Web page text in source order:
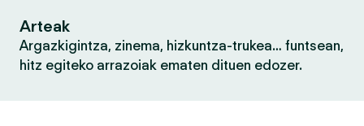
Arteak
Argazkigintza, zinema, hizkuntza-trukea… funtsean,
hitz egiteko arrazoiak ematen dituen edozer.